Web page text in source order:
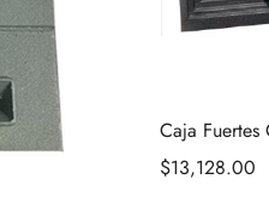
Caja Fuertes
$13,128.00